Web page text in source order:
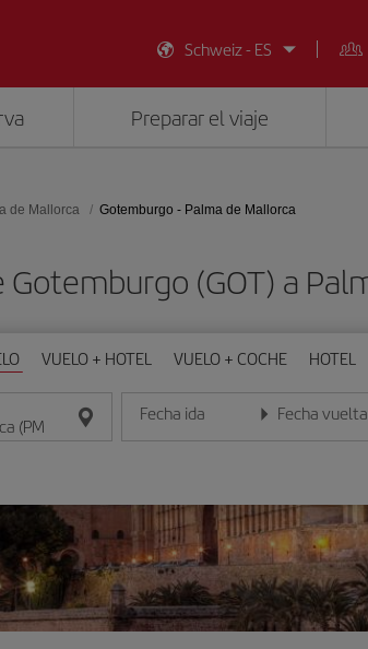
Schweiz - ES
Preparar el viaje
de Mallorca Gotemburgo - Palma de Mallorca
(GOT) a
VUELO + HOTEL VUELO + COCHE HOTEL
Fecha ida
Introduce la fecha en formato día/mes/
Fecha vuelta
Introduce la